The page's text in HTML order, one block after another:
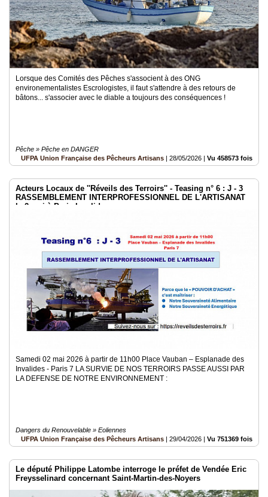
Lorsque des Comités des Pêches s'associent à des ONG
environementalistes Escrologistes, il faut s'attendre à des retours de
bâtons... s'associer avec le diable a toujours des conséquences !
Pêche » Pêche en DANGER
UFPA Union Française des Pêcheurs Artisans | 28/05/2026 | Vu 458573 fois
Acteurs Locaux de ''Réveils des Terroirs'' - Teasing n° 6 : J - 3
RASSEMBLEMENT INTERPROFESSIONNEL DE L'ARTISANAT
le 2 mai à Paris Invalides
Samedi 02 mai 2026 à partir de 11h00 Place Vauban – Esplanade des
Invalides - Paris 7 LA SURVIE DE NOS TERROIRS PASSE AUSSI PAR
LA DEFENSE DE NOTRE ENVIRONNEMENT :
Dangers du Renouvelable » Eoliennes
UFPA Union Française des Pêcheurs Artisans | 29/04/2026 | Vu 751369 fois
Le député Philippe Latombe interroge le préfet de Vendée Eric
Freysselinard concernant Saint-Martin-des-Noyers